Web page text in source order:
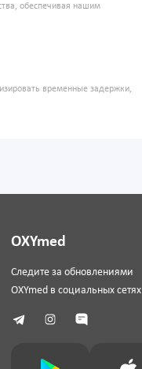
обеспечивая нашим
временные задержки,
OXYmed
Следите за обновлениями
OXYmed в социальных сетях